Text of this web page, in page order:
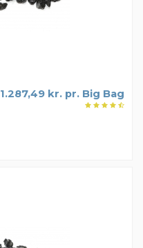
1.287,49 kr. pr. Big Bag